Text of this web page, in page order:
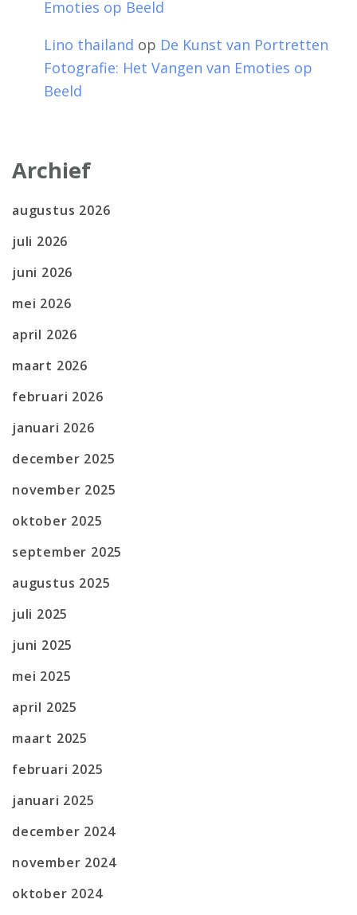
Emoties op Beeld
Lino thailand op De Kunst van Portretten
Fotografie: Het Vangen van Emoties op
Beeld
Archief
augustus 2026
juli 2026
juni 2026
mei 2026
april 2026
maart 2026
februari 2026
januari 2026
december 2025
november 2025
oktober 2025
september 2025
augustus 2025
juli 2025
juni 2025
mei 2025
april 2025
maart 2025
februari 2025
januari 2025
december 2024
november 2024
oktober 2024